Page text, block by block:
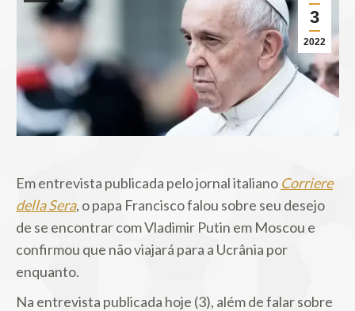
3
2022
Em entrevista publicada pelo jornal italiano Corriere
della Sera, o papa Francisco falou sobre seu desejo
de se encontrar com Vladimir Putin em Moscou e
confirmou que não viajará para a Ucrânia por
enquanto.
Na entrevista publicada hoje (3), além de falar sobre